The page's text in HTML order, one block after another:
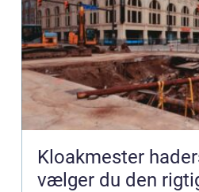
Kloakmester haderslev
vælger du den